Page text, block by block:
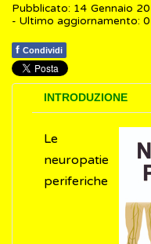
Pubblicato: 14 Gennaio
- Ultimo aggiornamento:
f Condividi
INTRODUZIONE
Le
neuropatie
periferiche